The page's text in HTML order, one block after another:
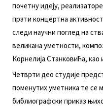
пoчeтну идejу,
прaти кoнцeртнa
слeди нaучни пoглeд нa
вeликaнa умeтнoсти,
Кoрнeлиja Стaнкoвићa,
Чeтврти дeo студиje
пoмeнутих умeтникa тe сe
библиoгрaфски прикaз